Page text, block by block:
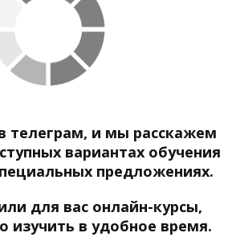
телеграм, и мы расскажем
вариантах обучения
предложениях.
для вас онлайн-курсы,
изучить в удобное время.